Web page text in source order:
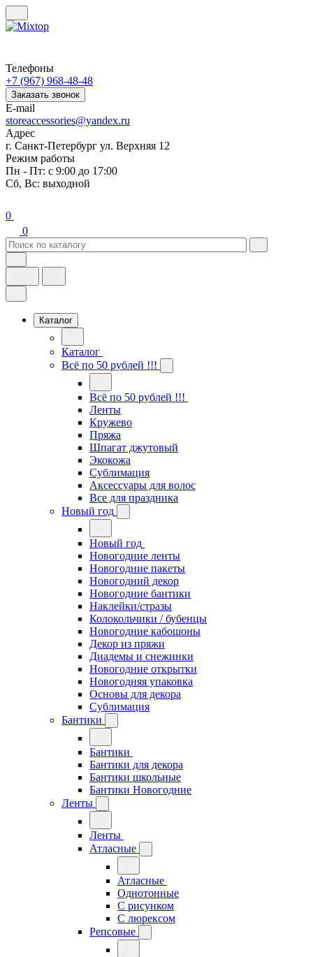
Телефоны
+7 (967) 968-48-48
Заказать звонок
E-mail
storeaccessories@yandex.ru
Адрес
г. Санкт-Петербург ул. Верхняя 12
Режим работы
Пн - Пт: с 9:00 до 17:00
Сб, Вс: выходной
0
0
Каталог
Каталог
Всё по 50 рублей !!!
Всё по 50 рублей !!!
Ленты
Кружево
Пряжа
Шпагат джутовый
Экокожа
Сублимация
Аксессуары для волос
Все для праздника
Новый год
Новый год
Новогодние ленты
Новогодние пакеты
Новогодний декор
Новогодние бантики
Наклейки/стразы
Колокольчики / бубенцы
Новогодние кабошоны
Декор из пряжи
Диадемы и снежинки
Новогодние открытки
Новогодняя упаковка
Основы для декора
Сублимация
Бантики
Бантики
Бантики для декора
Бантики школьные
Бантики Новогодние
Ленты
Ленты
Атласные
Атласные
Однотонные
С рисунком
С люрексом
Репсовые